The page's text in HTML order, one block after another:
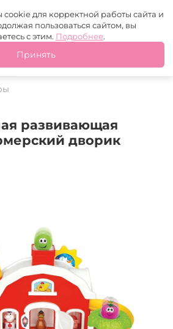
+7 (499) 110-97-95 MAX Tg
развивающая
дворик
для корректной работы сайта и
пользоваться сайтом, вы
с этим. Подробнее.
Принять